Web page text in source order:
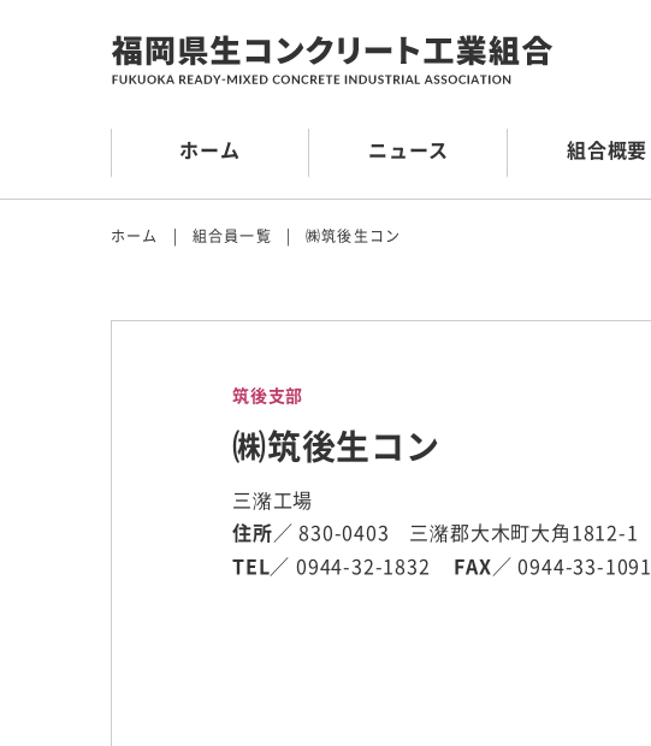
ホーム ニュース 組合概要
ホーム 組合員一覧 ㈱筑後生コン
筑後支部
㈱筑後生コン
三潴工場
住所／ 830-0403 三潴郡大木町大角1812-1
TEL／ 0944-32-1832 FAX／ 0944-33-1091